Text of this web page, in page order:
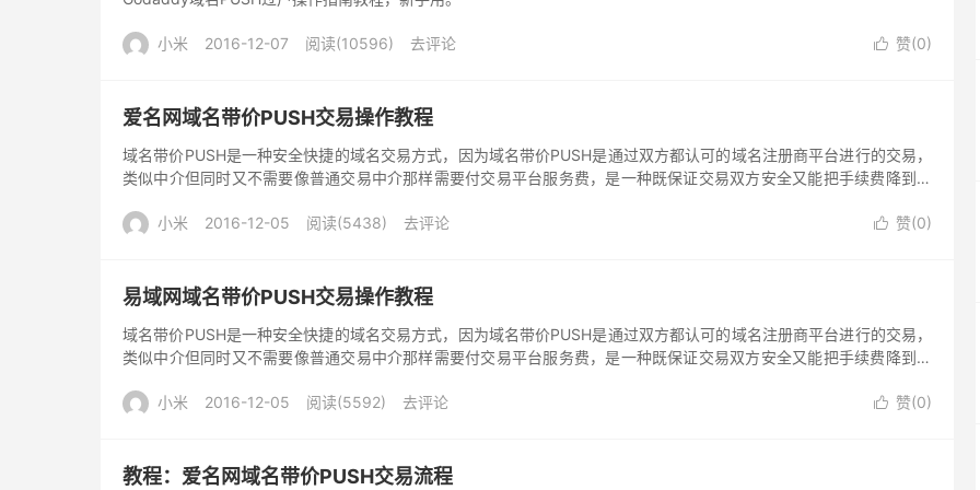
 赞(0)
小米 2016-12-07 阅读(10596) 去评论
爱名网域名带价PUSH交易操作教程
域名带价PUSH是一种安全快捷的域名交易方式，因为域名带价PUSH是通过双方都认可的域名注册商平台进行的交易，
类似中介但同时又不需要像普通交易中介那样需要付交易平台服务费，是一种既保证交易双方安全又能把手续费降到最
注册商都支持域名带价PUSH交易，操作流程大同小异，下面我们以爱名网为例介绍一下域名带价PUSH的具体操作流
 赞(0)
小米 2016-12-05 阅读(5438) 去评论
易域网域名带价PUSH交易操作教程
域名带价PUSH是一种安全快捷的域名交易方式，因为域名带价PUSH是通过双方都认可的域名注册商平台进行的交易，
类似中介但同时又不需要像普通交易中介那样需要付交易平台服务费，是一种既保证交易双方安全又能把手续费降到最
注册商都支持域名带价PUSH交易，操作流程大同小异，下面我们以易域网为例介绍一下域名带价PUSH的具体操作流
 赞(0)
小米 2016-12-05 阅读(5592) 去评论
教程：爱名网域名带价PUSH交易流程